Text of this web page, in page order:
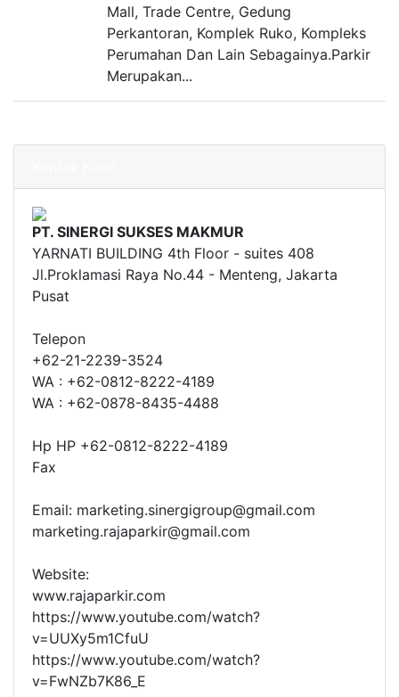
Mall, Trade Centre, Gedung
Perkantoran, Komplek Ruko, Kompleks
Perumahan Dan Lain Sebagainya.Parkir
Merupakan...
PT. SINERGI SUKSES MAKMUR
YARNATI BUILDING 4th Floor - suites 408
Jl.Proklamasi Raya No.44 - Menteng, Jakarta
Pusat
Telepon
+62-21-2239-3524
WA : +62-0812-8222-4189
WA : +62-0878-8435-4488
Hp HP +62-0812-8222-4189
Fax
Email: marketing.sinergigroup@gmail.com
marketing.rajaparkir@gmail.com
Website:
www.rajaparkir.com
https://www.youtube.com/watch?
v=UUXy5m1CfuU
https://www.youtube.com/watch?
v=FwNZb7K86_E